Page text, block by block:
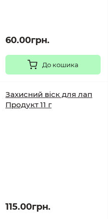
60.00грн.
До кошика
Захисний віск для лап
Продукт 11 г
115.00грн.